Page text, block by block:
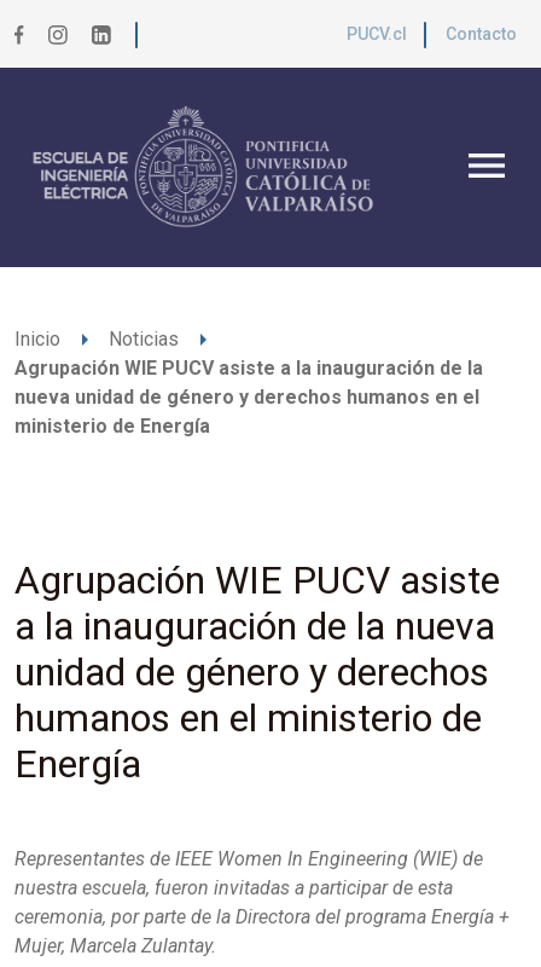
PUCV.cl Contacto
menu
Inicio arrow_right Noticias arrow_right
Agrupación WIE PUCV asiste a la inauguración de la
nueva unidad de género y derechos humanos en el
ministerio de Energía
Agrupación WIE PUCV asiste
a la inauguración de la nueva
unidad de género y derechos
humanos en el ministerio de
Energía
Representantes de IEEE Women In Engineering (WIE) de
nuestra escuela, fueron invitadas a participar de esta
ceremonia, por parte de la Directora del programa Energía +
Mujer, Marcela Zulantay.